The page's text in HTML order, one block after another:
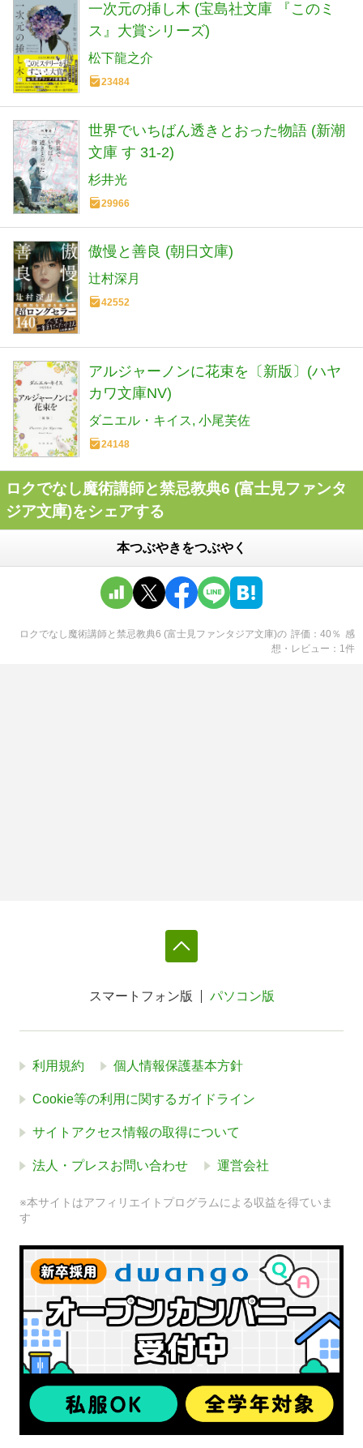
一次元の挿し木 (宝島社文庫 『このミ
ス』大賞シリーズ)
松下龍之介
23484
世界でいちばん透きとおった物語 (新潮
文庫 す 31-2)
杉井光
29966
傲慢と善良 (朝日文庫)
辻村深月
42552
アルジャーノンに花束を〔新版〕(ハヤ
カワ文庫NV)
ダニエル・キイス 小尾芙佐
24148
ロクでなし魔術講師と禁忌教典6 (富士見ファンタ
ジア文庫)をシェアする
本つぶやきをつぶやく
ロクでなし魔術講師と禁忌教典6 (富士見ファンタジア文庫)の 評価 40 ％ 感
想・レビュー
1件
スマートフォン版 パソコン版
利用規約 個人情報保護基本方針
Cookie等の利用に関するガイドライン
サイトアクセス情報の取得について
法人・プレスお問い合わせ 運営会社
※本サイトはアフィリエイトプログラムによる収益を得ていま
す